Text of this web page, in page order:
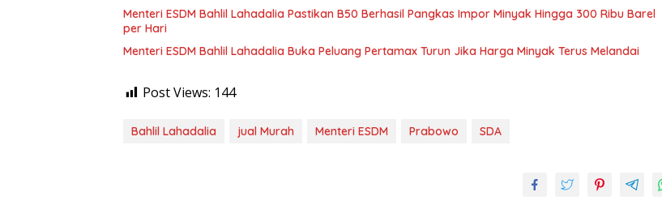
Menteri ESDM Bahlil Lahadalia Pastikan B50 Berhasil Pangkas Impor Minyak Hingga 300 Ribu Barel
per Hari
Menteri ESDM Bahlil Lahadalia Buka Peluang Pertamax Turun Jika Harga Minyak Terus Melandai
Post Views: 144
Bahlil Lahadalia jual Murah Menteri ESDM Prabowo SDA